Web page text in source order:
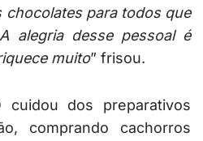
chocolates para todos que
alegria desse pessoal é
muito” frisou.
cuidou dos preparativos
comprando cachorros